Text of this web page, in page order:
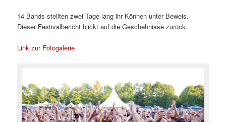
14 Bands stellten zwei Tage lang ihr Können unter Beweis.
Dieser Festivalbericht blickt auf die Geschehnisse zurück.
Link zur Fotogalerie